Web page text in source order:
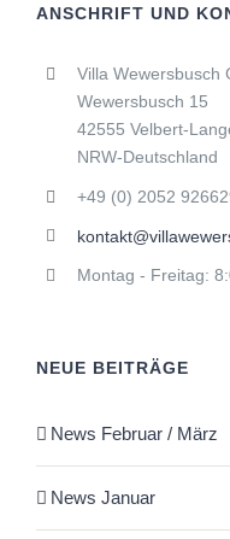
ANSCHRIFT UND
Villa Wewersbusch
Wewersbusch 15
42555 Velbert-
NRW-Deutschland
+49 (0) 2052
Montag - Freitag:
NEUE BEITRÄGE
News Februar / März
News Januar